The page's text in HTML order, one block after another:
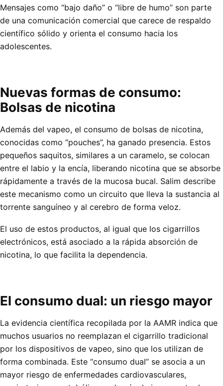
Mensajes como “bajo daño” o “libre de humo” son parte
de una comunicación comercial que carece de respaldo
científico sólido y orienta el consumo hacia los
adolescentes.
Nuevas formas de consumo:
Bolsas de nicotina
Además del vapeo, el consumo de bolsas de nicotina,
conocidas como “pouches”, ha ganado presencia. Estos
pequeños saquitos, similares a un caramelo, se colocan
entre el labio y la encía, liberando nicotina que se absorbe
rápidamente a través de la mucosa bucal. Salim describe
este mecanismo como un circuito que lleva la sustancia al
torrente sanguíneo y al cerebro de forma veloz.
El uso de estos productos, al igual que los cigarrillos
electrónicos, está asociado a la rápida absorción de
nicotina, lo que facilita la dependencia.
El consumo dual: un riesgo mayor
La evidencia científica recopilada por la AAMR indica que
muchos usuarios no reemplazan el cigarrillo tradicional
por los dispositivos de vapeo, sino que los utilizan de
forma combinada. Este “consumo dual” se asocia a un
mayor riesgo de enfermedades cardiovasculares,